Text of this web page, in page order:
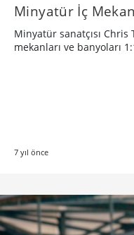
Minyatür İç
Minyatür sanatçısı
mekanları ve banyoları
7 yıl önce